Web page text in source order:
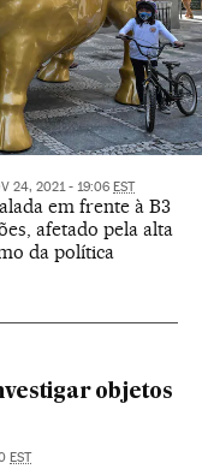
24, 2021 - 19:06 EST
em frente à B3
afetado pela alta
da política
objetos
EST